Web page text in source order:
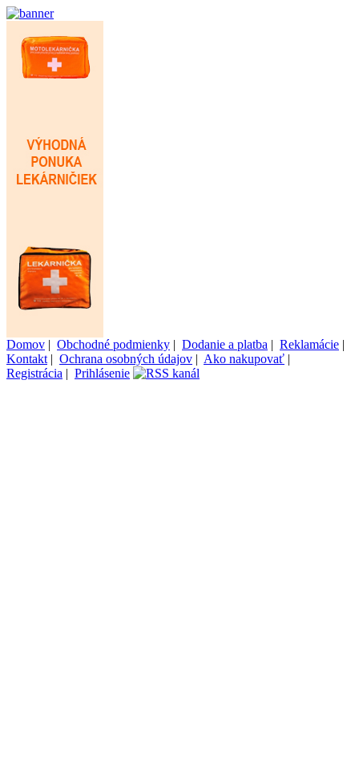
Domov | Obchodné podmienky | Dodanie a platba | Reklamácie |
Kontakt | Ochrana osobných údajov | Ako nakupovať |
Registrácia | Prihlásenie